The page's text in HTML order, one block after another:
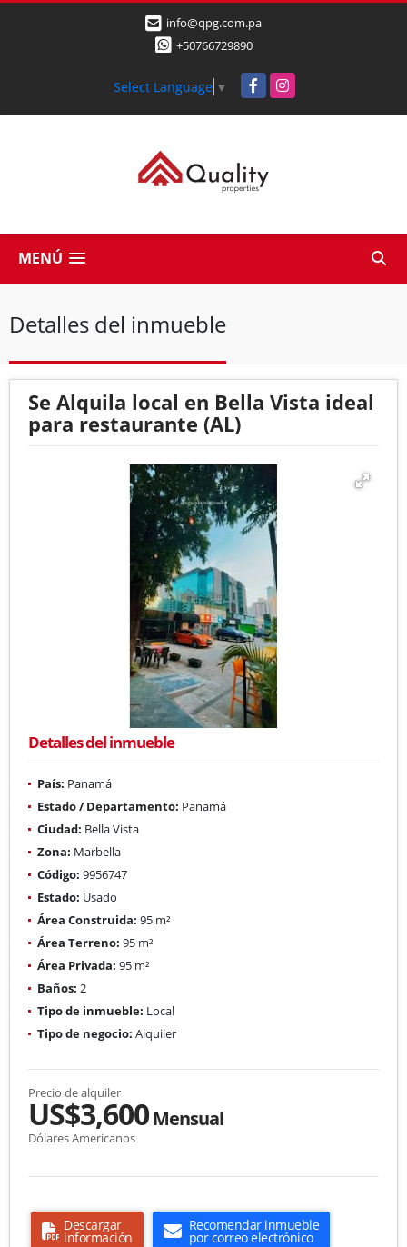
info@qpg.com.pa
+50766729890
Select Language ▼ FacebookInstagram
MENÚ
Detalles del inmueble
Se Alquila local en Bella Vista ideal
para restaurante (AL)
Detalles del inmueble
País: Panamá
Estado / Departamento: Panamá
Ciudad: Bella Vista
Zona: Marbella
Código: 9956747
Estado: Usado
Área Construida: 95 m²
Área Terreno: 95 m²
Área Privada: 95 m²
Baños: 2
Tipo de inmueble: Local
Tipo de negocio: Alquiler
Precio de alquiler
US$3,600Mensual
Dólares Americanos
Descargar
información
Recomendar inmueble
por correo electrónico